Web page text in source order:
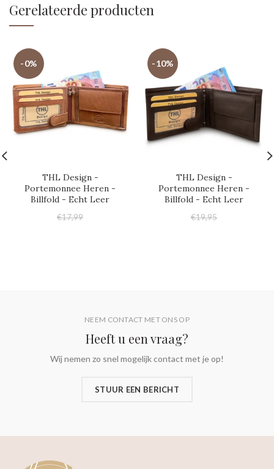
Gerelateerde producten
-0%
THL Design -
Portemonnee Heren -
Billfold - Echt Leer
€17,99
-10%
THL Design -
Portemonnee Heren -
Billfold - Echt Leer
€19,95
NEEM CONTACT MET ONS OP
Heeft u een vraag?
Wij nemen zo snel mogelijk contact met je op!
STUUR EEN BERICHT